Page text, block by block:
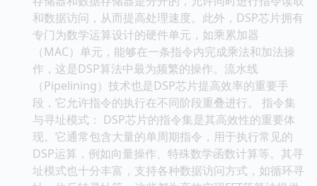
和数据访问，从而提高处理速度。此外，DSP芯片拥有
专门为数学运算设计的硬件单元，如乘累加器
（MAC）单元，能够在一条指令内完成乘法和加法操
作，这是DSP算法中最为频繁的操作。流水线
（Pipelining）技术也是DSP芯片提高效率的重要手
段，它允许指令的执行在不同阶段重叠进行。 指令集
与寻址模式： DSP芯片的指令集是其高效性的重要体
现。它通常包含大量的单周期指令，用于执行常见的
DSP运算，例如向量操作、特殊数学函数计算等。其寻
址模式也十分丰富，支持各种数据访问方式，如循环寻